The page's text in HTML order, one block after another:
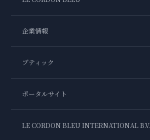
企業情報
ブティック
ポータルサイト
LE CORDON BLEU INTERNATIONAL B.V.